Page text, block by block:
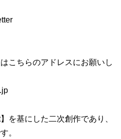
こちらのアドレスにお願いし
を基にした二次創作であり、
。